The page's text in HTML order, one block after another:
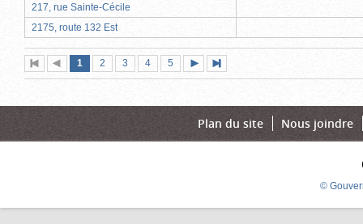
217, rue Sainte-Cécile
2175, route 132 Est
Première
page
Page
précédente
Page
1 (page
actuelle)
Page
2 Page
3 Page
4 Page
5
suivante
page
Plan du site Nous joindre
©